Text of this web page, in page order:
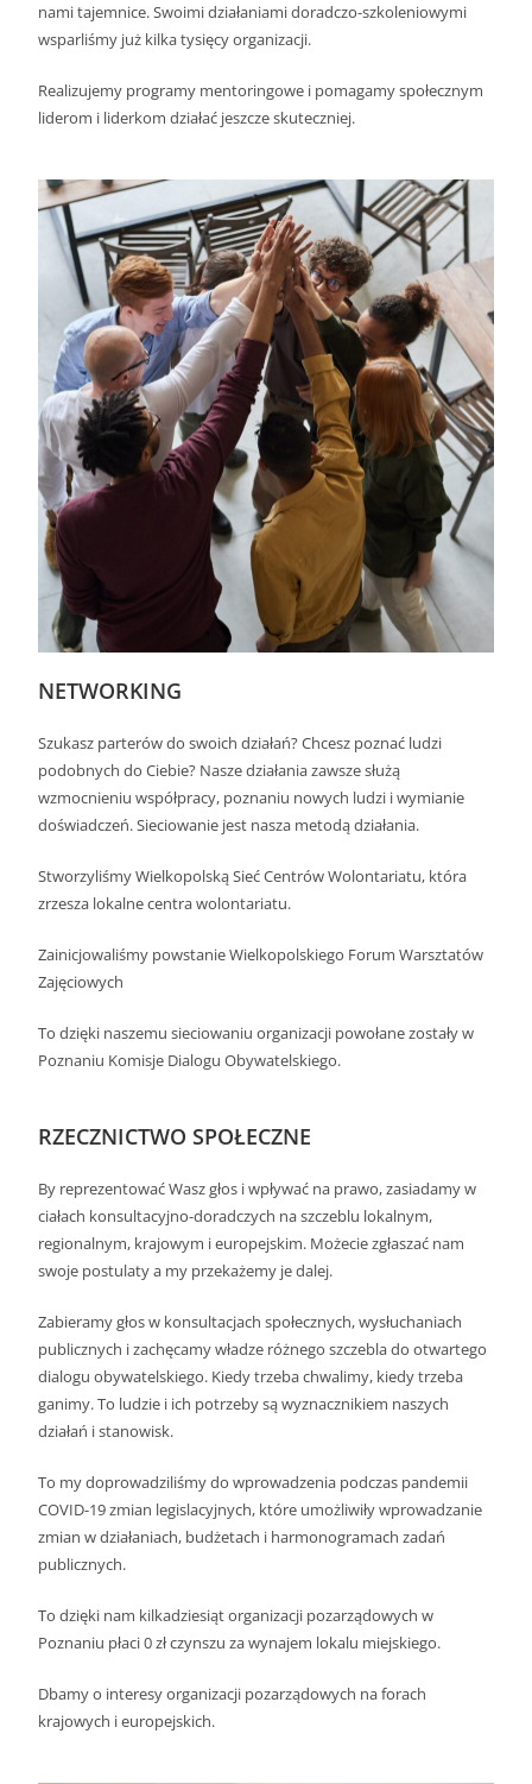
nami tajemnice. Swoimi działaniami doradczo-szkoleniowymi
wsparliśmy już kilka tysięcy organizacji.
Realizujemy programy mentoringowe i pomagamy społecznym
liderom i liderkom działać jeszcze skuteczniej.
NETWORKING
Szukasz parterów do swoich działań? Chcesz poznać ludzi
podobnych do Ciebie? Nasze działania zawsze służą
wzmocnieniu współpracy, poznaniu nowych ludzi i wymianie
doświadczeń. Sieciowanie jest nasza metodą działania.
Stworzyliśmy Wielkopolską Sieć Centrów Wolontariatu, która
zrzesza lokalne centra wolontariatu.
Zainicjowaliśmy powstanie Wielkopolskiego Forum Warsztatów
Zajęciowych
To dzięki naszemu sieciowaniu organizacji powołane zostały w
Poznaniu Komisje Dialogu Obywatelskiego.
RZECZNICTWO SPOŁECZNE
By reprezentować Wasz głos i wpływać na prawo, zasiadamy w
ciałach konsultacyjno-doradczych na szczeblu lokalnym,
regionalnym, krajowym i europejskim. Możecie zgłaszać nam
swoje postulaty a my przekażemy je dalej.
Zabieramy głos w konsultacjach społecznych, wysłuchaniach
publicznych i zachęcamy władze różnego szczebla do otwartego
dialogu obywatelskiego. Kiedy trzeba chwalimy, kiedy trzeba
ganimy. To ludzie i ich potrzeby są wyznacznikiem naszych
działań i stanowisk.
To my doprowadziliśmy do wprowadzenia podczas pandemii
COVID-19 zmian legislacyjnych, które umożliwiły wprowadzanie
zmian w działaniach, budżetach i harmonogramach zadań
publicznych.
To dzięki nam kilkadziesiąt organizacji pozarządowych w
Poznaniu płaci 0 zł czynszu za wynajem lokalu miejskiego.
Dbamy o interesy organizacji pozarządowych na forach
krajowych i europejskich.